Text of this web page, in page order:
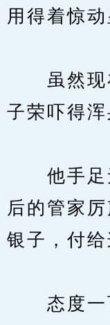
用得着惊
虽然现
子荣吓得浑
他手足
后的管家
银子，付
态度一